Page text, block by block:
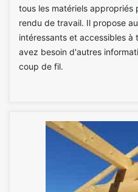
tous les matériels appropriés
rendu de travail. Il propose
intéressants et accessibles à
avez besoin d'autres
coup de fil.